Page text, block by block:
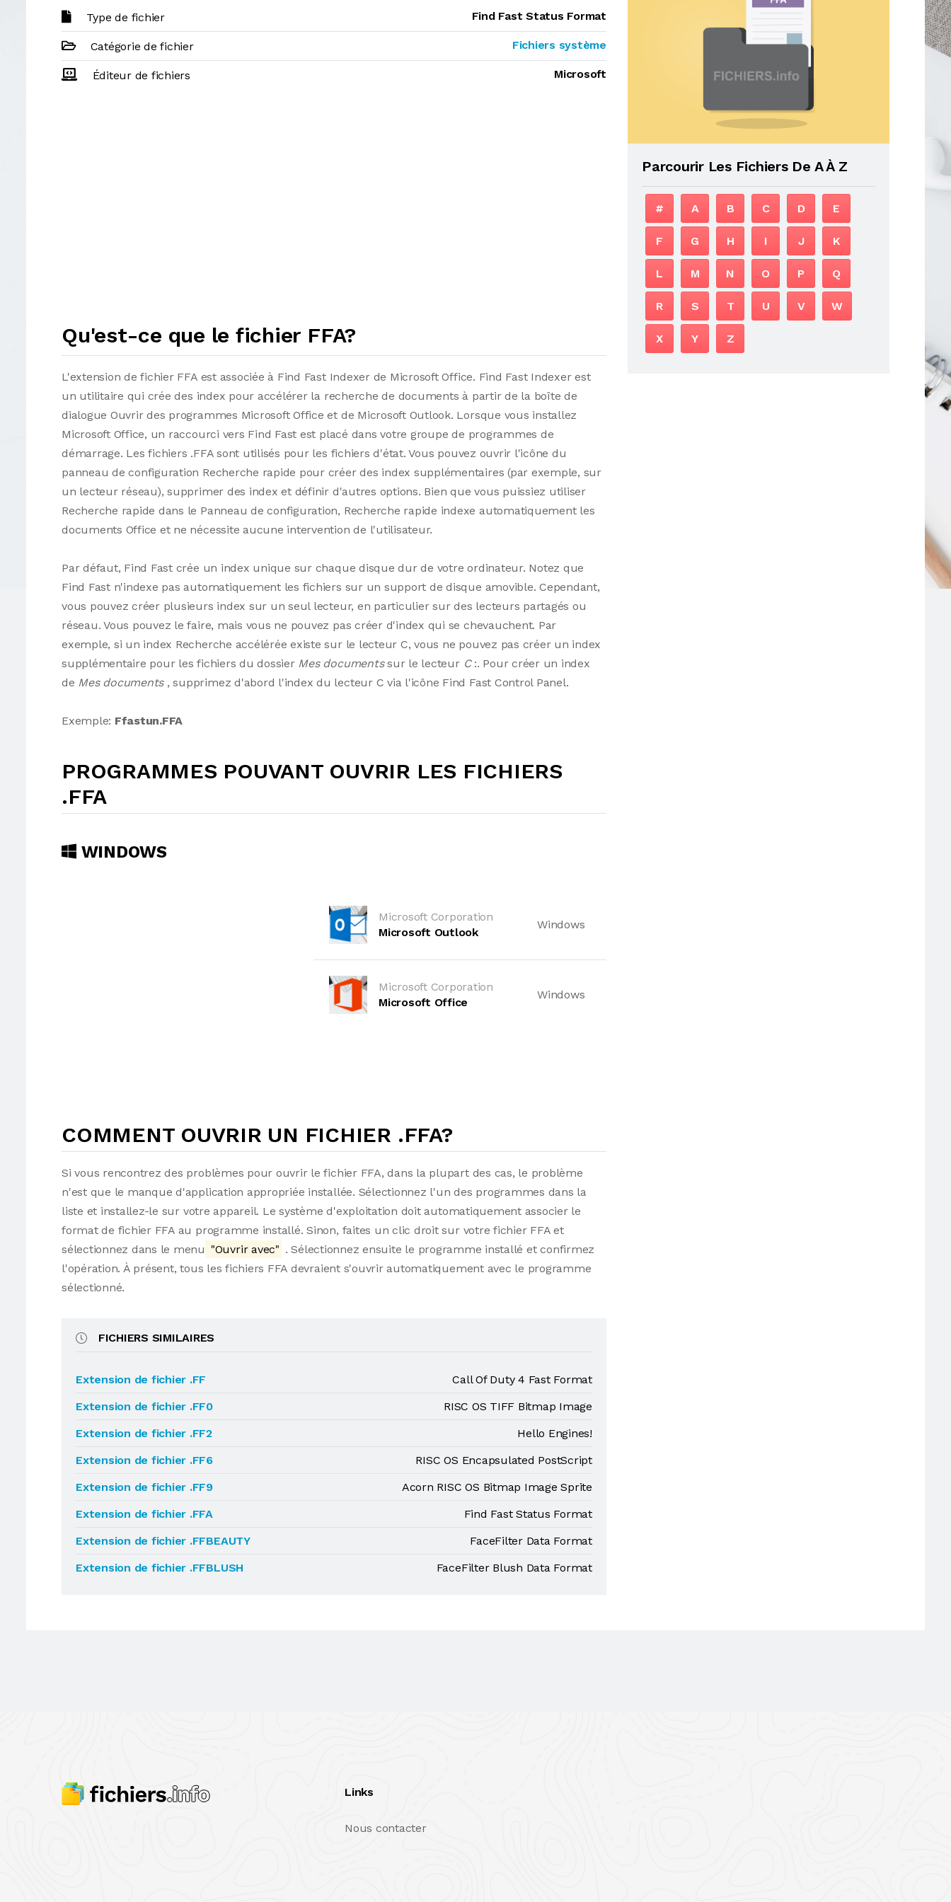
Type de fichier Find Fast Status Format
Catégorie de fichier Fichiers système
Éditeur de fichiers Microsoft
Qu'est-ce que le fichier FFA?
L'extension de fichier FFA est associée à Find Fast Indexer de Microsoft Office. Find Fast Indexer est
un utilitaire qui crée des index pour accélérer la recherche de documents à partir de la boîte de
dialogue Ouvrir des programmes Microsoft Office et de Microsoft Outlook. Lorsque vous installez
Microsoft Office, un raccourci vers Find Fast est placé dans votre groupe de programmes de
démarrage. Les fichiers .FFA sont utilisés pour les fichiers d'état. Vous pouvez ouvrir l'icône du
panneau de configuration Recherche rapide pour créer des index supplémentaires (par exemple, sur
un lecteur réseau), supprimer des index et définir d'autres options. Bien que vous puissiez utiliser
Recherche rapide dans le Panneau de configuration, Recherche rapide indexe automatiquement les
documents Office et ne nécessite aucune intervention de l'utilisateur.
Par défaut, Find Fast crée un index unique sur chaque disque dur de votre ordinateur. Notez que
Find Fast n'indexe pas automatiquement les fichiers sur un support de disque amovible. Cependant,
vous pouvez créer plusieurs index sur un seul lecteur, en particulier sur des lecteurs partagés ou
réseau. Vous pouvez le faire, mais vous ne pouvez pas créer d'index qui se chevauchent. Par
exemple, si un index Recherche accélérée existe sur le lecteur C, vous ne pouvez pas créer un index
supplémentaire pour les fichiers du dossier Mes documentssur le lecteur C:. Pour créer un index
de Mes documents, supprimez d'abord l'index du lecteur C via l'icône Find Fast Control Panel.
Exemple: Ffastun.FFA
PROGRAMMES POUVANT OUVRIR LES FICHIERS
.FFA
WINDOWS
Microsoft Corporation
Microsoft Outlook
Windows
Microsoft Corporation
Microsoft Office
Windows
COMMENT OUVRIR UN FICHIER .FFA?
Si vous rencontrez des problèmes pour ouvrir le fichier FFA, dans la plupart des cas, le problème
n'est que le manque d'application appropriée installée. Sélectionnez l'un des programmes dans la
liste et installez-le sur votre appareil. Le système d'exploitation doit automatiquement associer le
format de fichier FFA au programme installé. Sinon, faites un clic droit sur votre fichier FFA et
sélectionnez dans le menu "Ouvrir avec" . Sélectionnez ensuite le programme installé et confirmez
l'opération. À présent, tous les fichiers FFA devraient s'ouvrir automatiquement avec le programme
sélectionné.
FICHIERS SIMILAIRES
Extension de fichier .FF
Call Of Duty 4 Fast Format
Extension de fichier .FF0
RISC OS TIFF Bitmap Image
Extension de fichier .FF2
Hello Engines!
Extension de fichier .FF6
RISC OS Encapsulated PostScript
Extension de fichier .FF9
Acorn RISC OS Bitmap Image Sprite
Extension de fichier .FFA
Find Fast Status Format
Extension de fichier .FFBEAUTY
FaceFilter Data Format
Extension de fichier .FFBLUSH
FaceFilter Blush Data Format
Parcourir Les Fichiers De A À Z
# A B C D E
F G H I J K
L M N O P Q
R S T U V W
X Y Z
Links
Nous contacter